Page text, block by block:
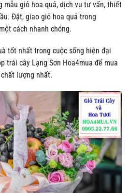
mẫu giỏ hoa quả, dịch vụ tư vấn, thiết
Đặt, giao giỏ hoa quả trong
cách nhanh chóng.
tốt nhất trong cuộc sống hiện đại
trái cây Lạng Sơn Hoa4mua để mua
lượng nhất.